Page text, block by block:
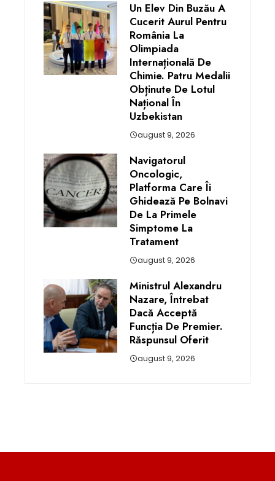
Un Elev Din Buzău A
Cucerit Aurul Pentru
România La
Olimpiada
Internațională De
Chimie. Patru Medalii
Obținute De Lotul
Național În
Uzbekistan
august 9, 2026
Navigatorul
Oncologic,
Platforma Care Îi
Ghidează Pe Bolnavi
De La Primele
Simptome La
Tratament
august 9, 2026
Ministrul Alexandru
Nazare, Întrebat
Dacă Acceptă
Funcția De Premier.
Răspunsul Oferit
august 9, 2026